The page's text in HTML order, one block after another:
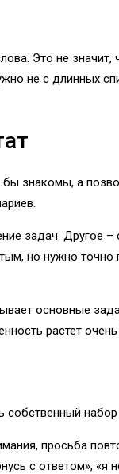
Это не
не с длинных
знакомы, а
задач. Другое –
но нужно точно
основные
растет
собственный
просьба
с ответом», «я